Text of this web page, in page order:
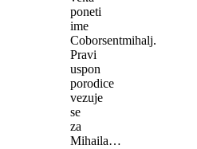
poneti
ime
Coborsentmihalj.
Pravi
uspon
porodice
vezuje
se
za
Mihaila…